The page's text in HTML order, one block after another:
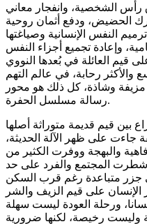
رأس الشخصية، وانفجار معاني
الحضيض، ودفع أثمان روحية
النفس الإنسانية وصياغتها
وإعادة تجميع أجزاء النفس
قيم العائلة في بُعدها النووي
والأكثر رحابة، في عالم التهم
مزيفة وشاذة، كل ذلك هو محور
رسالة مسلسل الحفرة.
قيم قديمة متوراثة أصلها
جاءت على ظهر الآلة الحديثة،
والبهجة ووفرت الكثير من
المجتمع والفرد على حد
جزر متباعدة رغم قرب السكن
الإنسان على قيم الزيف والشر
ورحلة العودة ليست سهلة